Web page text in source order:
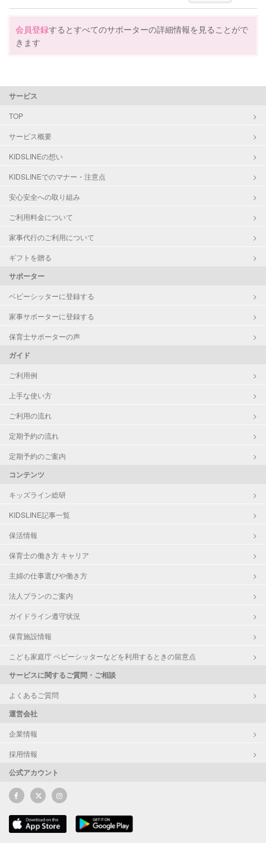
会員登録するとすべてのサポーターの詳細情報を見ることがで
きます
サービス
TOP
サービス概要
KIDSLINEの想い
KIDSLINEでのマナー・注意点
安心安全への取り組み
ご利用料金について
家事代行のご利用について
ギフトを贈る
サポーター
ベビーシッターに登録する
家事サポーターに登録する
保育士サポーターの声
ガイド
ご利用例
上手な使い方
ご利用の流れ
定期予約の流れ
定期予約のご案内
コンテンツ
キッズライン総研
KIDSLINE記事一覧
保活情報
保育士の働き方 キャリア
主婦の仕事選びや働き方
法人プランのご案内
ガイドライン遵守状況
保育施設情報
こども家庭庁 ベビーシッターなどを利用するときの留意点
サービスに関するご質問・ご相談
よくあるご質問
運営会社
企業情報
採用情報
公式アカウント